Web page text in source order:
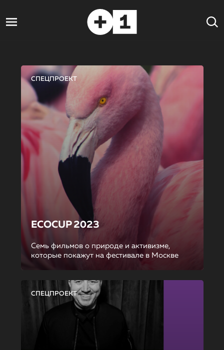
СПЕЦПРОЕКТ
ECOCUP 2023
Семь фильмов о природе и активизме,
которые покажут на фестивале в Москве
СПЕЦПРОЕКТ